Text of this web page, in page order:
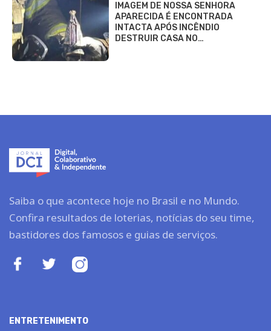
IMAGEM DE NOSSA SENHORA
APARECIDA É ENCONTRADA
INTACTA APÓS INCÊNDIO
DESTRUIR CASA NO…
Saiba o que acontece hoje no Brasil e no Mundo.
Confira resultados de loterias, notícias do seu time,
bastidores dos famosos e guias de serviços.
ENTRETENIMENTO